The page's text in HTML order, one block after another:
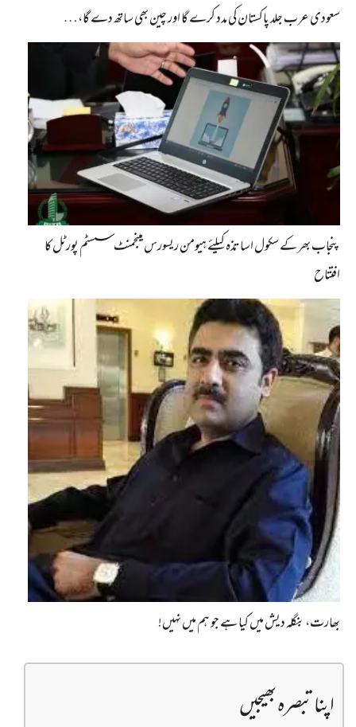
سعودی عرب جلد پاکستان کی مدد کرے گا اور چین بھی ساتھ دے گا،…
پنجاب بھر کے سکول اساتذہ کیلئے ہیومن ریسورس مینجمنٹ سسٹم پورٹل کا
افتتاح
بھارت، بنگلہ دیش میں کیا ہے جو ہم میں نہیں!
اپنا تبصرہ بھیجیں